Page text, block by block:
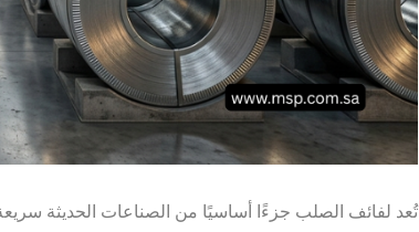
تُعد لفائف الصلب جزءًا أساسيًا من الصناعات الحديثة سريعة